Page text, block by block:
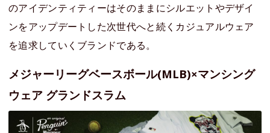
のアイデンティティーはそのままにシルエットやデザイ
ンをアップデートした次世代へと続くカジュアルウェア
を追求していくブランドである。
メジャーリーグベースボール(MLB)×マンシング
ウェア グランドスラム